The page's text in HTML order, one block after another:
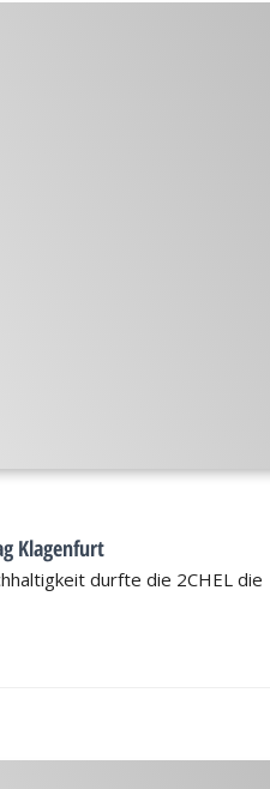
Klagenfurt
durfte die 2CHEL die